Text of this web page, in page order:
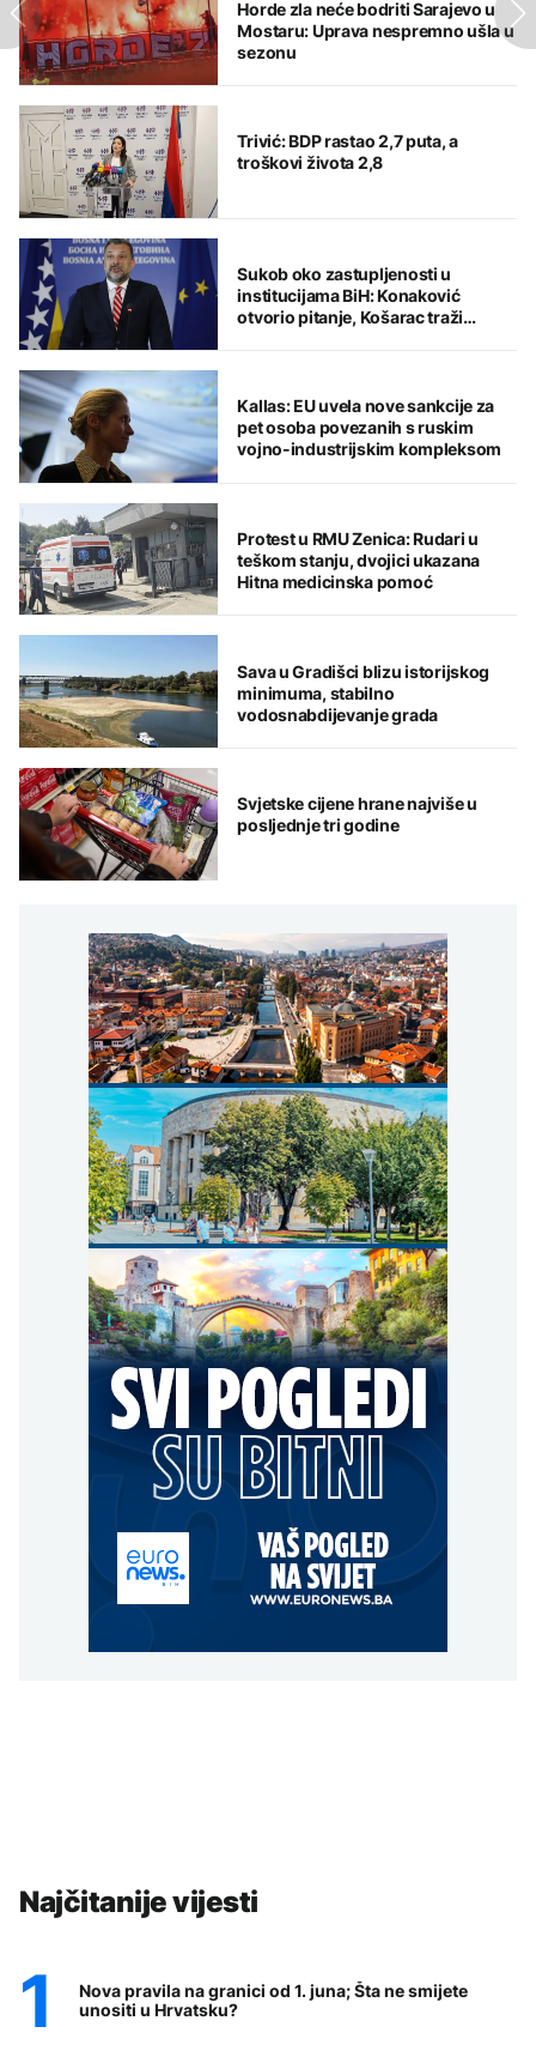
Horde zla neće bodriti Sarajevo u
Mostaru: Uprava nespremno ušla u
sezonu
Trivić: BDP rastao 2,7 puta, a
troškovi života 2,8
Sukob oko zastupljenosti u
institucijama BiH: Konaković
otvorio pitanje, Košarac traži
Kallas: EU uvela nove sankcije za
pet osoba povezanih s ruskim
vojno-industrijskim kompleksom
Protest u RMU Zenica: Rudari u
teškom stanju, dvojici ukazana
Hitna medicinska pomoć
Sava u Gradišci blizu istorijskog
minimuma, stabilno
vodosnabdijevanje grada
Svjetske cijene hrane najviše u
posljednje tri godine
Najčitanije vijesti
Nova pravila na granici od 1. juna; Šta ne smijete
unositi u Hrvatsku?